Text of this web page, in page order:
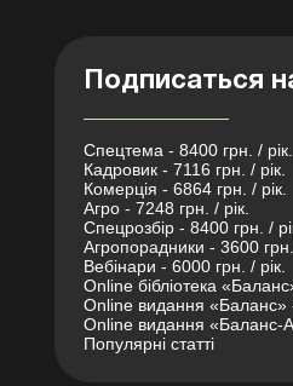
Подписаться
Спецтема - 8400 грн. / рік.
Кадровик - 7116 грн. / рік.
Комерція - 6864 грн. / рік.
Агро - 7248 грн. / рік.
Спецрозбір - 8400 грн. /
Агропорадники - 3600 грн.
Вебінари - 6000 грн. / рік.
Online бібліотека
Online видання «Баланс»
Online видання «Баланс-
Популярні статті